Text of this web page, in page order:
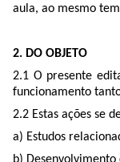
aula, ao mesmo
2. DO OBJETO
2.1 O presente
funcionamento
2.2 Estas ações se
a) Estudos
b)